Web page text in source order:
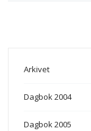
Arkivet
Dagbok 2004
Dagbok 2005